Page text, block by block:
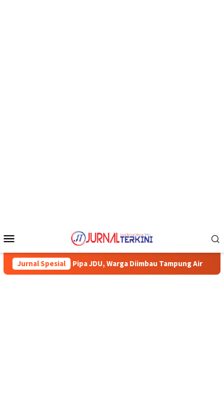
Mobile
Jurnal Spesial
Perbaiki Pipa JDU, Warga Diimbau Tampung Air